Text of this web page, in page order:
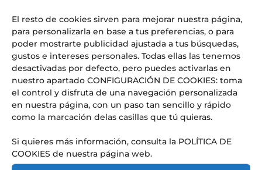
El resto de cookies sirven para mejorar nuestra página,
para personalizarla en base a tus preferencias, o para
poder mostrarte publicidad ajustada a tus búsquedas,
gustos e intereses personales. Todas ellas las tenemos
desactivadas por defecto, pero puedes activarlas en
nuestro apartado CONFIGURACIÓN DE COOKIES: toma
el control y disfruta de una navegación personalizada
en nuestra página, con un paso tan sencillo y rápido
como la marcación delas casillas que tú quieras.
Si quieres más información, consulta la POLÍTICA DE
COOKIES de nuestra página web.
Nuestros Servicios
Descubre todos los servicios que
ofrecemos en el Liceo.